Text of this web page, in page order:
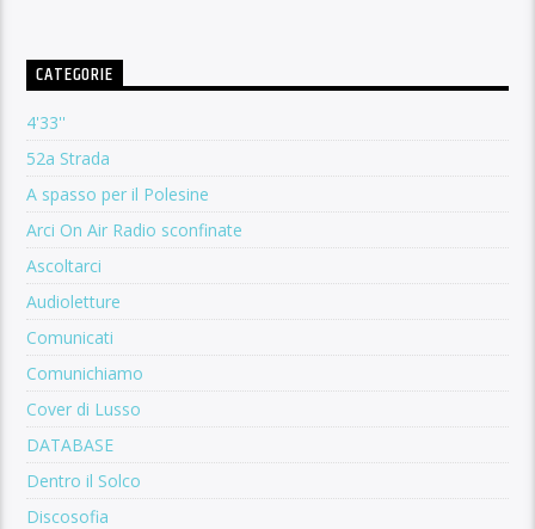
CATEGORIE
4'33''
52a Strada
A spasso per il Polesine
Arci On Air Radio sconfinate
Ascoltarci
Audioletture
Comunicati
Comunichiamo
Cover di Lusso
DATABASE
Dentro il Solco
Discosofia